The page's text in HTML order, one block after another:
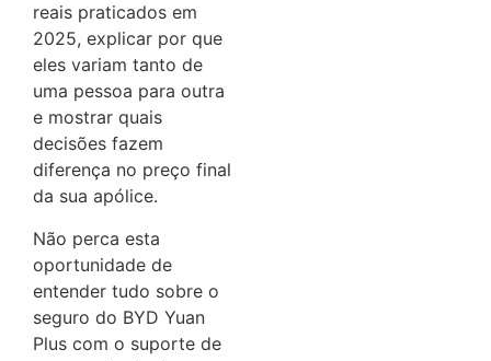
reais praticados em
2025, explicar por que
eles variam tanto de
uma pessoa para outra
e mostrar quais
decisões fazem
diferença no preço final
da sua apólice.
Não perca esta
oportunidade de
entender tudo sobre o
seguro do BYD Yuan
Plus com o suporte de